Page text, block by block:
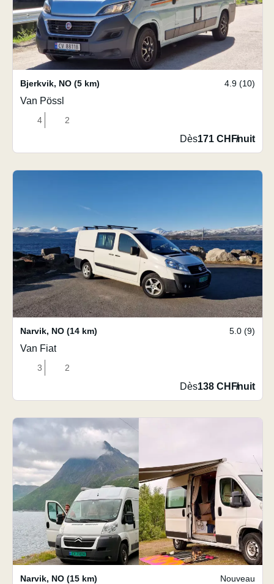
Bjerkvik, NO (5 km) 4.9 (10)
Van Pössl
4 2
Dès171 CHF/nuit
Narvik, NO (14 km) 5.0 (9)
Van Fiat
3 2
Dès138 CHF/nuit
Narvik, NO (15 km) Nouveau